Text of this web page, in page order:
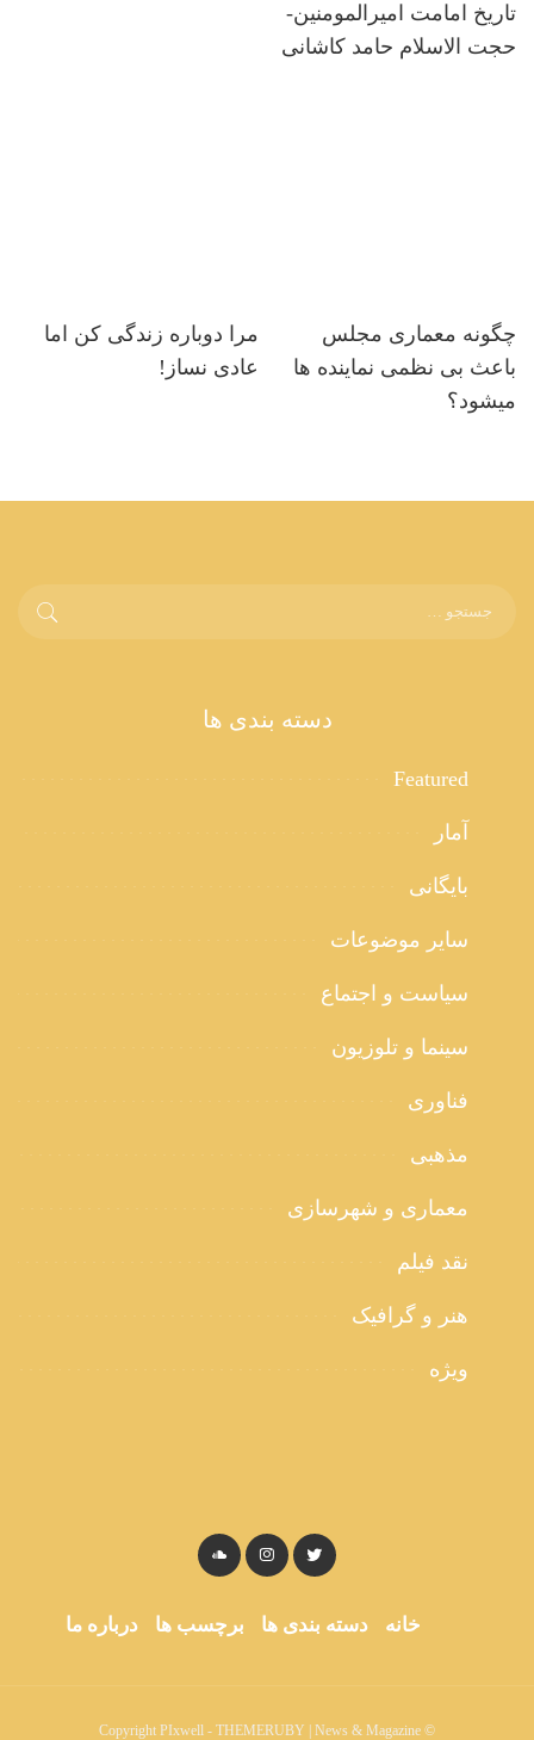
تاریخ امامت امیرالمومنین-
حجت الاسلام حامد کاشانی
چگونه معماری مجلس
باعث بی نظمی نماینده ها
میشود؟
مرا دوباره زندگی کن اما
عادی نساز!
دسته بندی ها
Featured
آمار
بایگانی
سایر موضوعات
سیاست و اجتماع
سینما و تلوزیون
فناوری
مذهبی
معماری و شهرسازی
نقد فیلم
هنر و گرافیک
ویژه
خانه دسته بندی ها برچسب ها درباره ما
© Copyright PIxwell - THEMERUBY | News & Magazine